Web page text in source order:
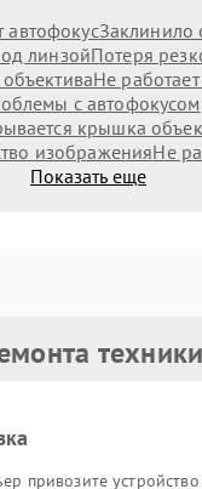
автофокусЗаклинило
линзойПотеря
Не
с автофокусом
крышка
изображенияНе
Показать еще
привозите